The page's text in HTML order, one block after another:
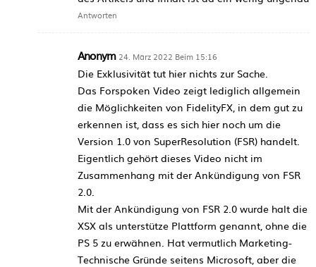
Antworten
Anonym 24. März 2022 Beim 15:16
Die Exklusivität tut hier nichts zur Sache.
Das Forspoken Video zeigt lediglich allgemein
die Möglichkeiten von FidelityFX, in dem gut zu
erkennen ist, dass es sich hier noch um die
Version 1.0 von SuperResolution (FSR) handelt.
Eigentlich gehört dieses Video nicht im
Zusammenhang mit der Ankündigung von FSR
2.0.
Mit der Ankündigung von FSR 2.0 wurde halt die
XSX als unterstütze Plattform genannt, ohne die
PS 5 zu erwähnen. Hat vermutlich Marketing-
Technische Gründe seitens Microsoft, aber die